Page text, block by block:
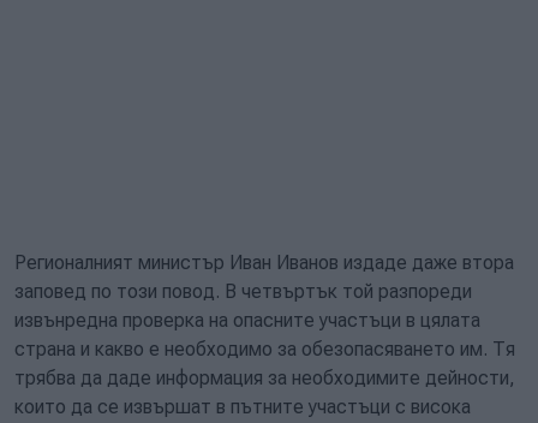
Регионалният министър Иван Иванов издаде даже втора
заповед по този повод. В четвъртък той разпореди
извънредна проверка на опасните участъци в цялата
страна и какво е необходимо за обезопасяването им. Тя
трябва да даде информация за необходимите дейности,
които да се извършат в пътните участъци с висока